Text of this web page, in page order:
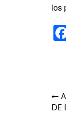
los
de
DE